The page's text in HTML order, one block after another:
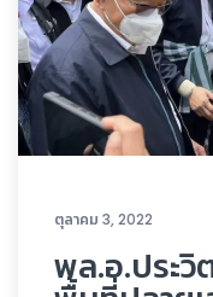
ตุลาคม 3, 2022
พล.อ.ประวิ